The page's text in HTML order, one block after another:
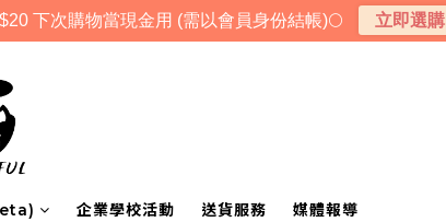
企業學校活動 送貨服務 媒體報導
下次購物當現金用 (需以會員身份結帳)🌕 立即選購